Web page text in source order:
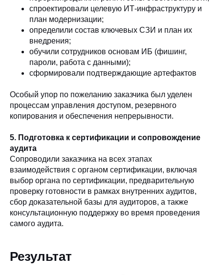
спроектировали целевую ИТ-инфраструктуру и
план модернизации;
определили состав ключевых СЗИ и план их
внедрения;
обучили сотрудников основам ИБ (фишинг,
пароли, работа с данными);
сформировали подтверждающие артефактов
Особый упор по пожеланию заказчика был уделен
процессам управления доступом, резервного
копирования и обеспечения непрерывности.
5. Подготовка к сертификации и сопровождение
аудита
Сопроводили заказчика на всех этапах
взаимодействия с органом сертификации, включая
выбор органа по сертификации, предварительную
проверку готовности в рамках внутренних аудитов,
сбор доказательной базы для аудиторов, а также
консультационную поддержку во время проведения
самого аудита.
Результат